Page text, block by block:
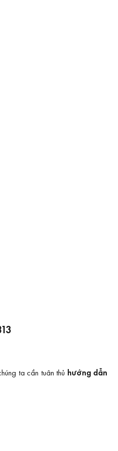
ta cần tuân thủ hướng dẫn